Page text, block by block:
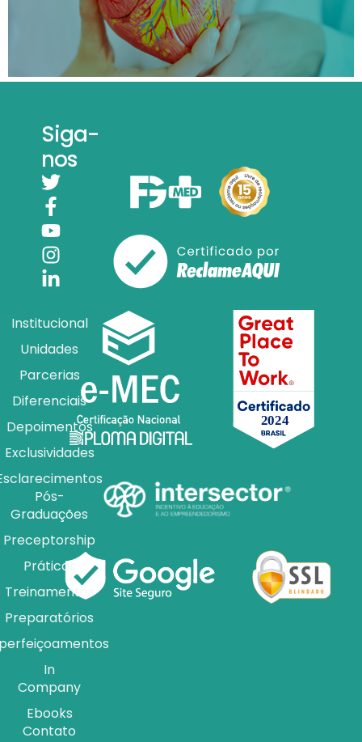
Siga-
nos
Institucional
Unidades
Parcerias
Diferenciais
Depoimentos
Exclusividades
Pós-
Graduações
Preceptorship
Práticas
Treinamentos
Preparatórios
In
Company
Ebooks
Contato